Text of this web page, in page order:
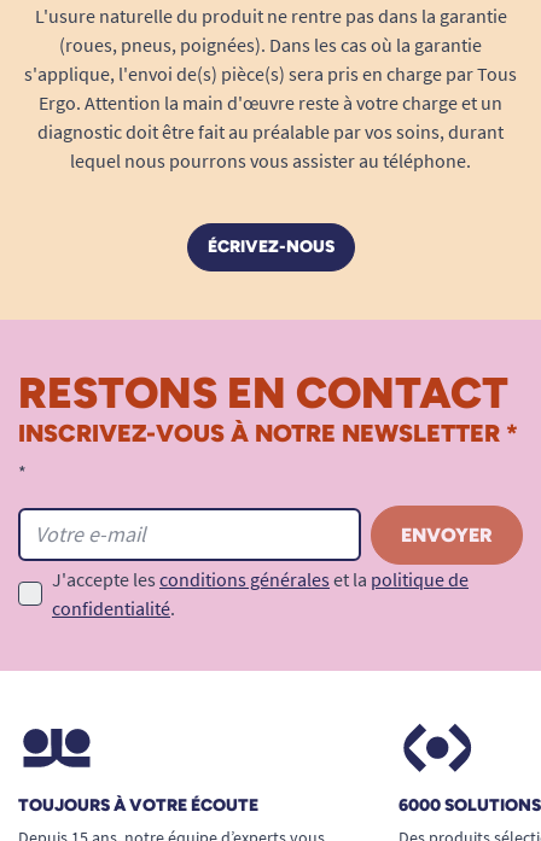
L'usure naturelle du produit ne rentre pas dans la garantie
(roues, pneus, poignées). Dans les cas où la garantie
s'applique, l'envoi de(s) pièce(s) sera pris en charge par Tous
Ergo. Attention la main d'œuvre reste à votre charge et un
diagnostic doit être fait au préalable par vos soins, durant
lequel nous pourrons vous assister au téléphone.
ÉCRIVEZ-NOUS
RESTONS EN CONTACT
INSCRIVEZ-VOUS À NOTRE NEWSLETTER *
*
J'accepte les conditions générales et la politique de
confidentialité.
TOUJOURS À VOTRE ÉCOUTE 6000